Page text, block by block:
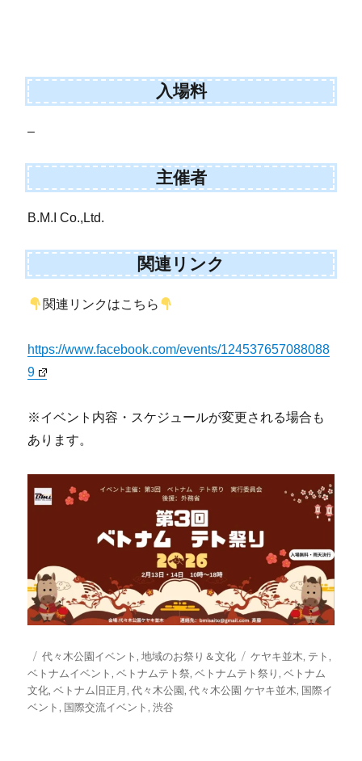
入場料
–
主催者
B.M.I Co.,Ltd.
関連リンク
関連リンクはこちら
https://www.facebook.com/events/124537657088088
9
※イベント内容・スケジュールが変更される場合も
あります。
投
稿
日:
カ
テ
ゴ
リ
代々木公園イベント ,地域のお祭り＆文化
タ
グ
ケヤキ並木, テト ,
ベトナムイベント ,ベトナムテト祭,ベトナムテト祭り ,ベトナム
文化,ベトナム旧正月 ,代々木公園,代々木公園 ケヤキ並木, 国際イ
ベント , 国際交流イベント ,渋谷